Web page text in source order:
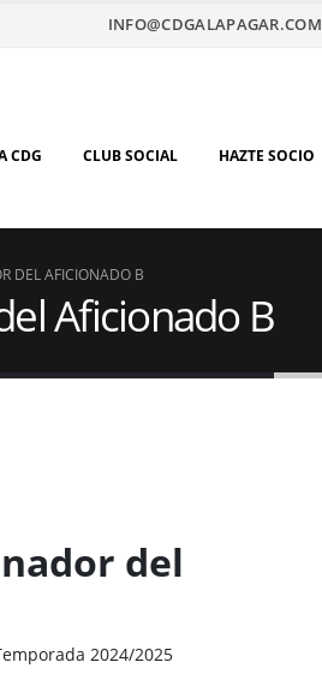
INFO@CDGALAPAGAR.COM
CDG CLUB SOCIAL HAZTE SOCIO
DEL AFICIONADO B
Aficionado B
del
2024/2025